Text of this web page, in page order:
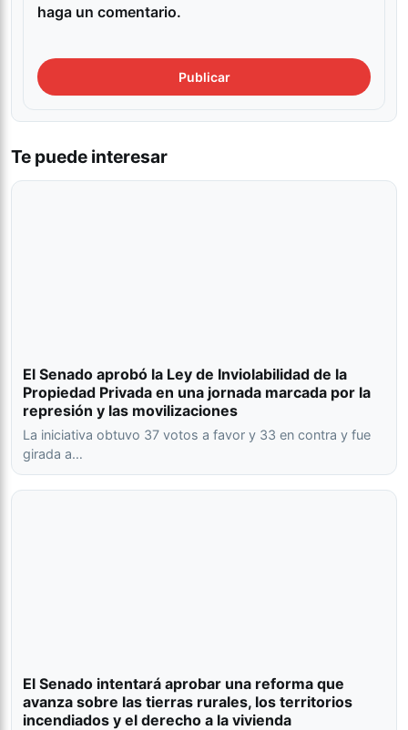
haga un comentario.
Te puede interesar
El Senado aprobó la Ley de Inviolabilidad de la
Propiedad Privada en una jornada marcada por la
represión y las movilizaciones
La iniciativa obtuvo 37 votos a favor y 33 en contra y fue
girada a…
El Senado intentará aprobar una reforma que
avanza sobre las tierras rurales, los territorios
incendiados y el derecho a la vivienda